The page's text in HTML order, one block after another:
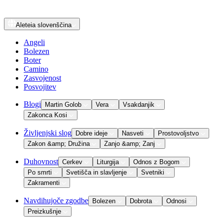
Aleteia slovenščina
Angeli
Bolezen
Boter
Camino
Zasvojenost
Posvojitev
Blogi Martin Golob Vera
Vsakdanjik
Zakonca Kosi
Življenjski slog Dobre ideje Nasveti
Prostovoljstvo
Zakon &amp; Družina
Zanjo &amp; Zanj
Duhovnost Cerkev Liturgija
Odnos z Bogom
Po smrti
Svetišča in slavljenje
Svetniki
Zakramenti
Navdihujoče zgodbe Bolezen Dobrota
Odnosi
Preizkušnje